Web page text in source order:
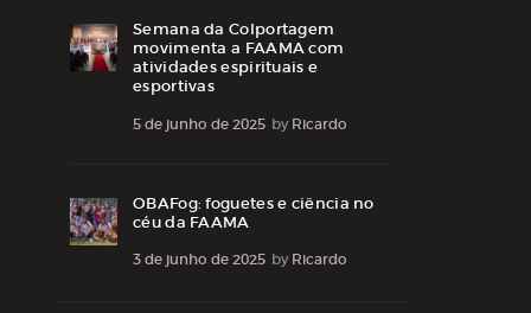
Semana da Colportagem
movimenta a FAAMA com
atividades espirituais e
esportivas
5 de junho de 2025 by Ricardo
OBAFog: foguetes e ciência no
céu da FAAMA
3 de junho de 2025 by Ricardo